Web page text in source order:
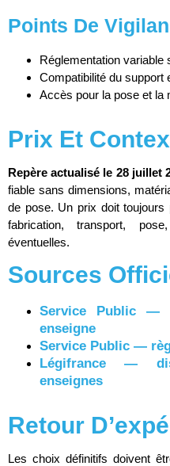
Points De
Réglementation variable
Compatibilité du support
Accès pour la pose et la
Prix Et
Repère actualisé le 28 juillet
fiable sans dimensions,
de pose. Un prix doit
fabrication, transport,
éventuelles.
Sources
Service Public —
enseigne
Service Public —
Légifrance —
enseignes
Retour
Les choix définitifs doivent